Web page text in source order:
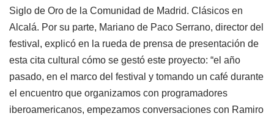
Siglo de Oro de la Comunidad de Madrid. Clásicos en
Alcalá. Por su parte, Mariano de Paco Serrano, director del
festival, explicó en la rueda de prensa de presentación de
esta cita cultural cómo se gestó este proyecto: “el año
pasado, en el marco del festival y tomando un café durante
el encuentro que organizamos con programadores
iberoamericanos, empezamos conversaciones con Ramiro